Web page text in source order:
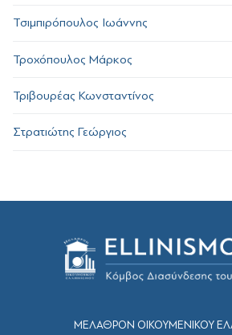
Τσιμπιρόπουλος Ιωάννης
Τροχόπουλος Μάρκος
Τριβουρέας Κωνσταντίνος
Στρατιώτης Γεώργιος
ΜΕΛΑΘΡΟΝ ΟΙΚΟΥΜΕΝΙΚΟΥ